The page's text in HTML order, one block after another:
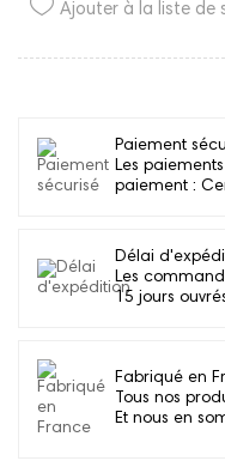
Ajouter à la liste de
Paiement
Les
paiement :
Délai
Les
15 jours
Fabriqué en
Tous nos
Et nous en